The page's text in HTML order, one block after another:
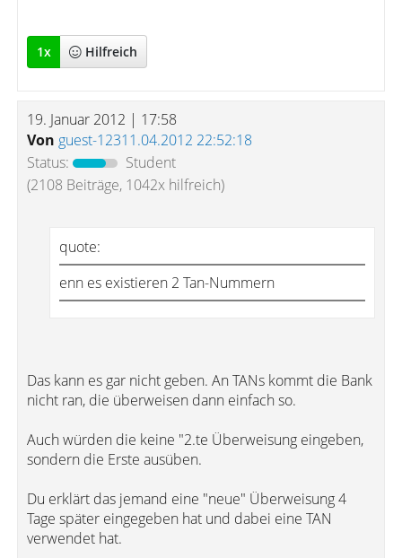
1x Hilfreich
19. Januar 2012 | 17:58
Von guest-12311.04.2012 22:52:18
Status:
Student
(2108 Beiträge, 1042x hilfreich)
quote:
enn es existieren 2 Tan-Nummern
Das kann es gar nicht geben. An TANs kommt die Bank
nicht ran, die überweisen dann einfach so.
Auch würden die keine "2.te Überweisung eingeben,
sondern die Erste ausüben.
Du erklärt das jemand eine "neue" Überweisung 4
Tage später eingegeben hat und dabei eine TAN
verwendet hat.